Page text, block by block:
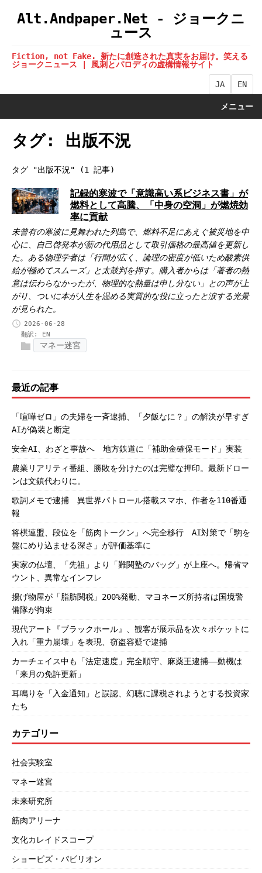
Alt.Andpaper.Net - ジョークニ
ュース
Fiction, not Fake. 新たに創造された真実をお届け。笑える
ジョークニュース | 風刺とパロディの虚構情報サイト
JA EN
メニュー
タグ: 出版不況
タグ "出版不況" (1 記事)
記録的寒波で「意識高い系ビジネス書」が
燃料として高騰、「中身の空洞」が燃焼効
率に貢献
未曾有の寒波に見舞われた列島で、燃料不足にあえぐ被災地を中
心に、自己啓発本が薪の代用品として取引価格の最高値を更新し
た。ある物理学者は「行間が広く、論理の密度が低いため酸素供
給が極めてスムーズ」と太鼓判を押す。購入者からは「著者の熱
意は伝わらなかったが、物理的な熱量は申し分ない」との声が上
がり、ついに本が人生を温める実質的な役に立ったと涙する光景
が見られた。
2026-06-28
翻訳: EN
マネー迷宮
最近の記事
「喧嘩ゼロ」の夫婦を一斉逮捕、「夕飯なに？」の解決が早すぎ
AIが偽装と断定
安全AI、わざと事故へ 地方鉄道に「補助金確保モード」実装
農業リアリティ番組、勝敗を分けたのは完璧な押印。最新ドロー
ンは文鎮代わりに。
歌詞メモで逮捕 異世界パトロール搭載スマホ、作者を110番通
報
将棋連盟、段位を「筋肉トークン」へ完全移行 AI対策で「駒を
盤にめり込ませる深さ」が評価基準に
実家の仏壇、「先祖」より「難関塾のバッグ」が上座へ。帰省マ
ウント、異常なインフレ
揚げ物屋が「脂肪関税」200%発動、マヨネーズ所持者は国境警
備隊が拘束
現代アート『ブラックホール』、観客が展示品を次々ポケットに
入れ「重力崩壊」を表現、窃盗容疑で逮捕
カーチェイス中も「法定速度」完全順守、麻薬王逮捕――動機は
「来月の免許更新」
耳鳴りを「入金通知」と誤認、幻聴に課税されようとする投資家
たち
カテゴリー
社会実験室
マネー迷宮
未来研究所
筋肉アリーナ
文化カレイドスコープ
ショービズ・パビリオン